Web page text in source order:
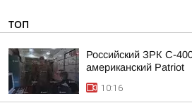
ТОП
Российский ЗРК С-
американский Patriot
10:16